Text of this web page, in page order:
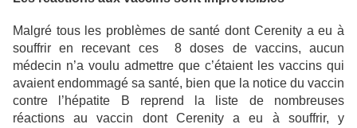
Malgré tous les problèmes de santé dont Cerenity a eu à
souffrir en recevant ces 8 doses de vaccins, aucun
médecin n’a voulu admettre que c’étaient les vaccins qui
avaient endommagé sa santé, bien que la notice du vaccin
contre l’hépatite B reprend la liste de nombreuses
réactions au vaccin dont Cerenity a eu à souffrir, y